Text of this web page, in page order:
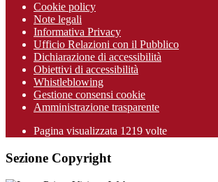
Cookie policy
Note legali
Informativa Privacy
Ufficio Relazioni con il Pubblico
Dichiarazione di accessibilità
Obiettivi di accessibilità
Whistleblowing
Gestione consensi cookie
Amministrazione trasparente
Pagina visualizzata 1219 volte
Sezione Copyright